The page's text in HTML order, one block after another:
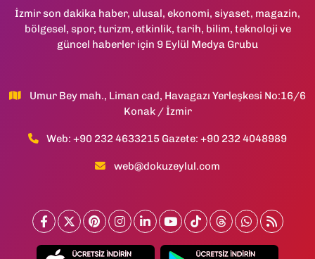
İzmir son dakika haber, ulusal, ekonomi, siyaset, magazin,
bölgesel, spor, turizm, etkinlik, tarih, bilim, teknoloji ve
güncel haberler için 9 Eylül Medya Grubu
Umur Bey mah., Liman cad, Havagazı Yerleşkesi No:16/6
Konak / İzmir
Web: +90 232 4633215 Gazete: +90 232 4048989
web@dokuzeylul.com